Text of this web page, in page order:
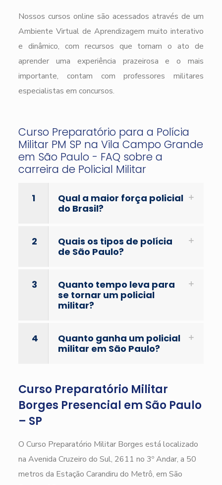
Nossos cursos online são acessados através de um
Ambiente Virtual de Aprendizagem muito interativo
e dinâmico, com recursos que tornam o ato de
aprender uma experiência prazeirosa e o mais
importante, contam com professores militares
especialistas em concursos.
Curso Preparatório para a Polícia
Militar PM SP na Vila Campo Grande
em São Paulo - FAQ sobre a
carreira de Policial Militar
1
Qual a maior força policial
do Brasil?
2
Quais os tipos de polícia
de São Paulo?
3
Quanto tempo leva para
se tornar um policial
militar?
4
Quanto ganha um policial
militar em São Paulo?
Curso Preparatório Militar
Borges Presencial em São Paulo
– SP
O Curso Preparatório Militar Borges está localizado
na Avenida Cruzeiro do Sul, 2611 no 3º Andar, a 50
metros da Estação Carandiru do Metrô, em São